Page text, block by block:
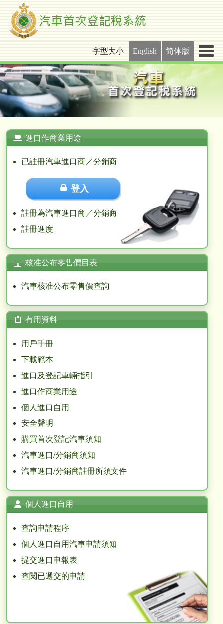
字型大小 English 简体版
進口作商業用途
已註冊汽車進口商／分銷商
登入
註冊為汽車進口商／分銷商
註冊進度
$ 核准公布零售價目表
汽車核准公布零售價查詢
有用資料
用戶手冊
下載範本
進口及登記車輛指引
進口作商業用途
個人進口自用
安全聲明
購買首次登記汽車須知
汽車進口/分銷商須知
汽車進口/分銷商註冊所須文件
個人進口自用
查詢申請程序
個人進口自用汽車申請須知
提交進口申報表
查閱已遞交的申請